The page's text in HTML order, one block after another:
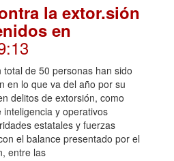
la extor.sión
en
de 50 personas han sido
en lo que va del año por su
delitos de extorsión, como
y operativos
estatales y fuerzas
el balance presentado por el
entre las